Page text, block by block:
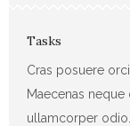
Tasks
Cras posuere
Maecenas
ullamcorper